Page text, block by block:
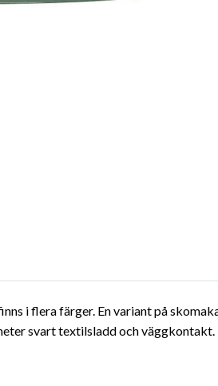
i flera färger. En variant på
svart textilsladd och väggkontakt.